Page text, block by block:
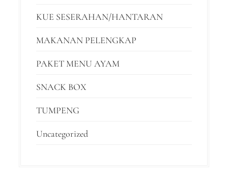
KUE SESERAHAN/HANTARAN
MAKANAN PELENGKAP
PAKET MENU AYAM
SNACK BOX
TUMPENG
Uncategorized